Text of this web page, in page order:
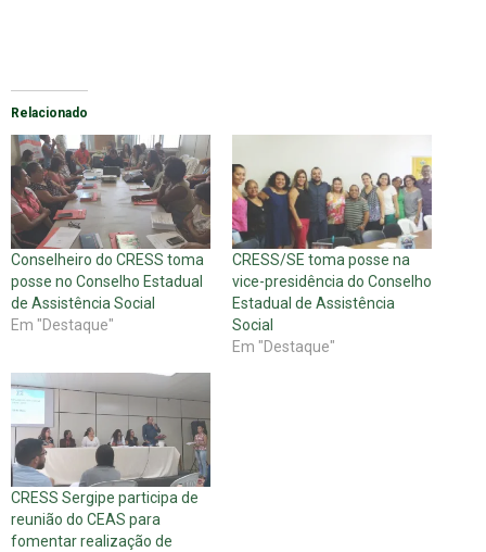
Relacionado
Conselheiro do CRESS toma
posse no Conselho Estadual
de Assistência Social
Em "Destaque"
CRESS/SE toma posse na
vice-presidência do Conselho
Estadual de Assistência
Social
Em "Destaque"
CRESS Sergipe participa de
reunião do CEAS para
fomentar realização de